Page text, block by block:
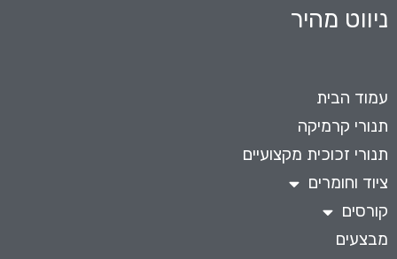
ניווט מהיר
עמוד הבית
תנורי קרמיקה
תנורי זכוכית מקצועיים
ציוד וחומרים
קורסים
מבצעים